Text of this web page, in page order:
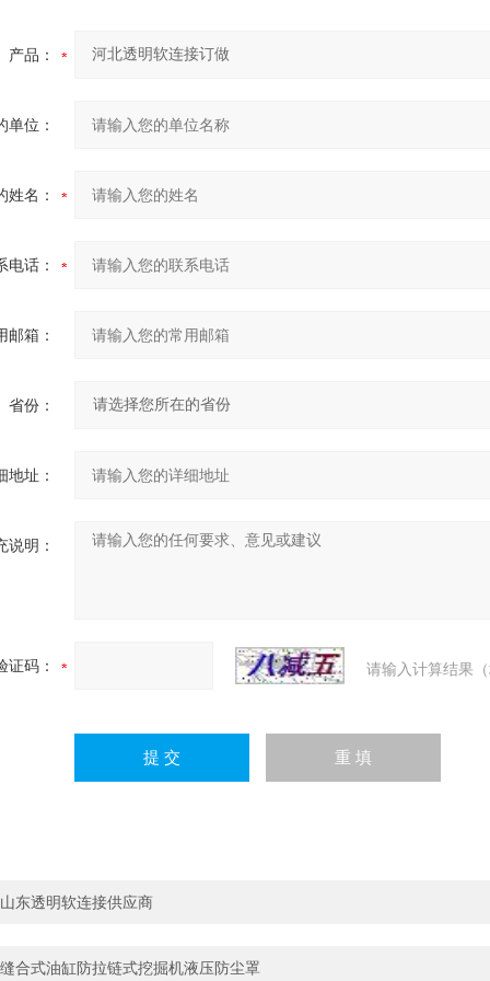
产品：
单位：
姓名：
电话：
邮箱：
省份：
地址：
说明：
证码： 请输入计算结果
山东透明软连接供应商
缝合式油缸防拉链式挖掘机液压防尘罩